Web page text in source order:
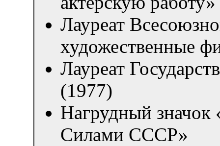
Лауреат
художественные
Лауреат
(1977)
Нагрудный
Силами СССР»